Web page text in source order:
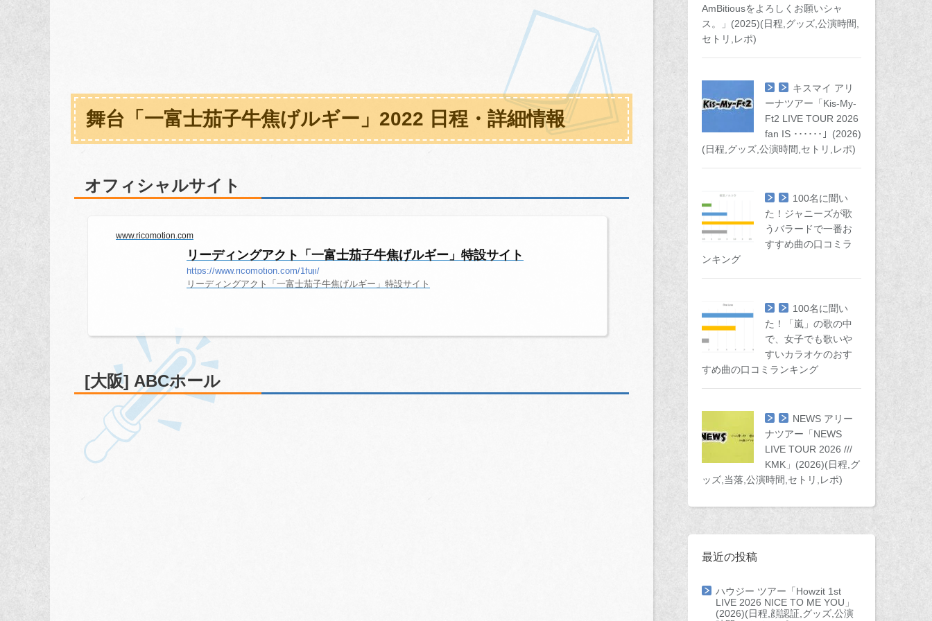
舞台「一富士茄子牛焦げルギー」2022 日程・詳細情報
オフィシャルサイト
www.ricomotion.com
リーディングアクト「一富士茄子牛焦げルギー」特設サイト
https://www.ricomotion.com/1fuji/
リーディングアクト「一富士茄子牛焦げルギー」特設サイト
[大阪] ABCホール
AmBitiousをよろしくお願いシャ
ス。」(2025)(日程,グッズ,公演時間,
セトリ,レポ)
キスマイ アリ
ーナツアー「Kis-My-
Ft2 LIVE TOUR 2026
fan IS ･･････」(2026)
(日程,グッズ,公演時間,セトリ,レポ)
100名に聞い
た！ジャニーズが歌
うバラードで一番お
すすめ曲の口コミラ
ンキング
100名に聞い
た！「嵐」の歌の中
で、女子でも歌いや
すいカラオケのおす
すめ曲の口コミランキング
NEWS アリー
ナツアー「NEWS
LIVE TOUR 2026 ///
KMK」(2026)(日程,グ
ッズ,当落,公演時間,セトリ,レポ)
最近の投稿
ハウジー ツアー「Howzit 1st
LIVE 2026 NICE TO ME YOU」
(2026)(日程,顔認証,グッズ,公演